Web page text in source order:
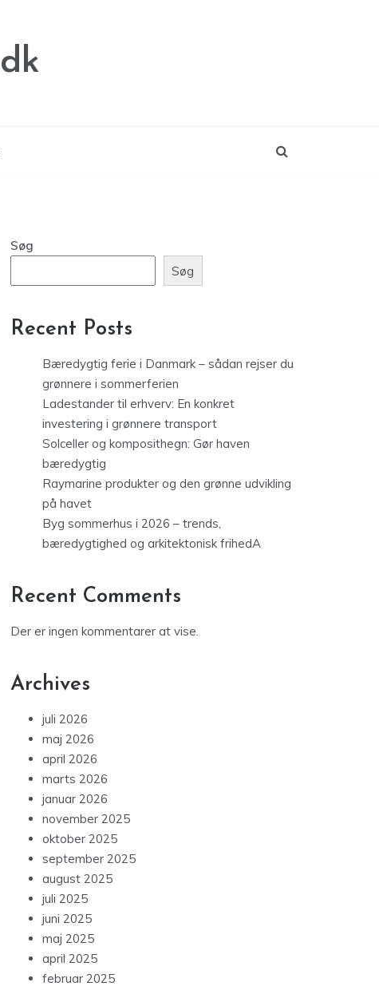
Søg
Søg
Recent Posts
Bæredygtig ferie i Danmark – sådan rejser du
grønnere i sommerferien
Ladestander til erhverv: En konkret
investering i grønnere transport
Solceller og komposithegn: Gør haven
bæredygtig
Raymarine produkter og den grønne udvikling
på havet
Byg sommerhus i 2026 – trends,
bæredygtighed og arkitektonisk frihedA
Recent Comments
Der er ingen kommentarer at vise.
Archives
juli 2026
maj 2026
april 2026
marts 2026
januar 2026
november 2025
oktober 2025
september 2025
august 2025
juli 2025
juni 2025
maj 2025
april 2025
februar 2025